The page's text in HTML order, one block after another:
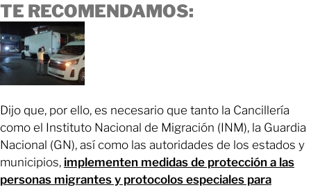
TE RECOMENDAMOS:
Dijo que, por ello, es necesario que tanto la Cancillería
como el Instituto Nacional de Migración (INM), la Guardia
Nacional (GN), así como las autoridades de los estados y
municipios, implementen medidas de protección a las
personas migrantes y protocolos especiales para